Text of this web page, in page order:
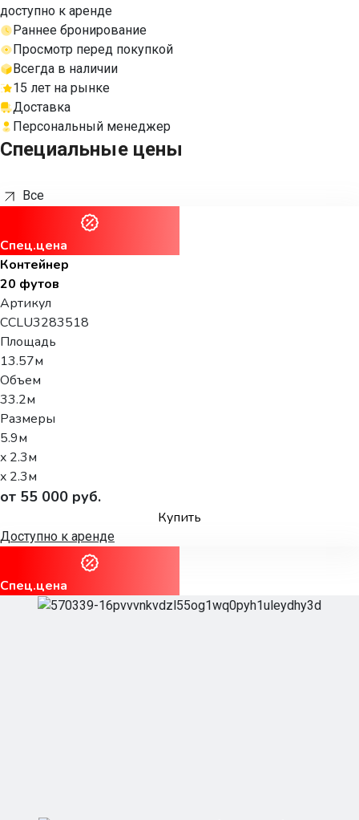
доступно к аренде
Раннее бронирование
Просмотр перед покупкой
Всегда в наличии
15 лет на рынке
Доставка
Персональный менеджер
Специальные цены
Все
Спец.цена
Контейнер
20 футов
Артикул
CCLU3283518
Площадь
13.57м
Объем
33.2м
Размеры
5.9м
x 2.3м
x 2.3м
от 55 000 руб.
Купить
Доступно к аренде
Спец.цена